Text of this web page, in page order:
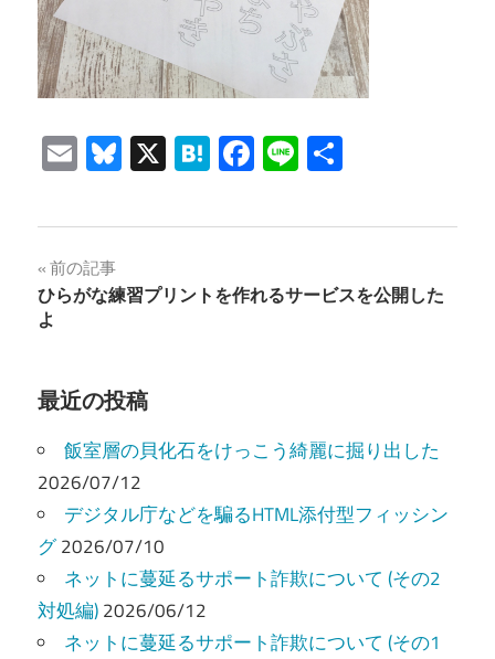
EmailBluesky
X Hatena
Facebook
Line
投
稿
ビ
ゲ
ー
シ
ョ
ン
前の記事
ひらがな練習プリントを作れるサービスを公開した
よ
最近の投稿
飯室層の貝化石をけっこう綺麗に掘り出した
2026/07/12
デジタル庁などを騙るHTML添付型フィッシン
グ2026/07/10
ネットに蔓延るサポート詐欺について (その2
対処編)2026/06/12
ネットに蔓延るサポート詐欺について (その1